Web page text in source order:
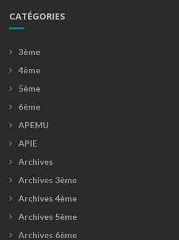
CATÉGORIES
3ème
4ème
5ème
6ème
APEMU
APIE
Archives
Archives 3ème
Archives 4ème
Archives 5ème
Archives 6ème